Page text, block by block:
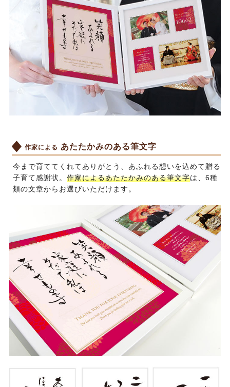
作家による あたたかみのある筆文字
今まで育ててくれてありがとう、あふれる想いを込めて贈る
子育て感謝状。 作家によるあたたかみのある筆文字は、6種
類の文章からお選びいただけます。